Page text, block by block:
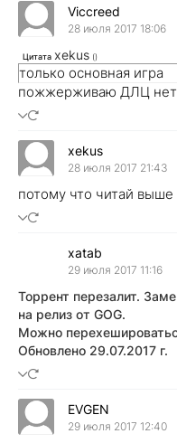
Viccreed
28 июля 2017 18:06
Цитата xekus ()
только основная игра
пожжерживаю ДЛЦ нет
xekus
28 июля 2017 21:43
потому что читай выше
xatab
29 июля 2017 11:16
Торрент перезалит.
на релиз от GOG.
Можно
Обновлено 29.07.2017 г.
EVGEN
29 июля 2017 12:40